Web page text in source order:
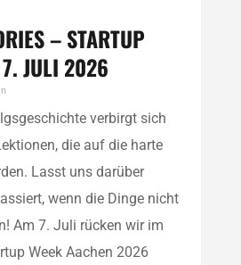
– STARTUP
JULI 2026
verbirgt sich
die auf die harte
Lasst uns darüber
wenn die Dinge nicht
Am 7. Juli rücken wir im
Week Aachen 2026